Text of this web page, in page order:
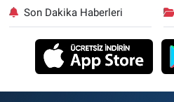
Son Dakika Haberleri